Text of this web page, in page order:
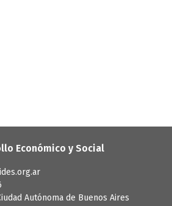
Económico y Social
Autónoma de Buenos Aires